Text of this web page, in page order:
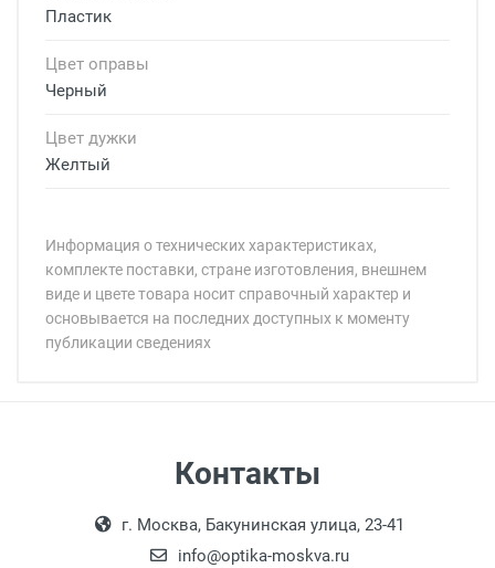
Пластик
Цвет оправы
Черный
Цвет дужки
Желтый
Информация о технических характеристиках,
комплекте поставки, стране изготовления, внешнем
виде и цвете товара носит справочный характер и
основывается на последних доступных к моменту
публикации сведениях
18:00, по субботам с 11:00 до 15:00, в
офисе по адресу: г. Москва,
Контакты
г. Москва, Бакунинская улица, 23-41
info@optika-moskva.ru